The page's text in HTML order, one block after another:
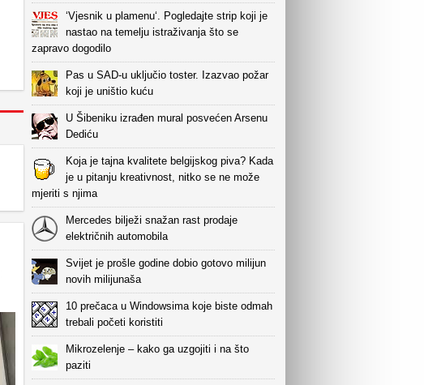
‘Vjesnik u plamenu‘. Pogledajte strip koji je
nastao na temelju istraživanja što se
zapravo dogodilo
Pas u SAD-u uključio toster. Izazvao požar
koji je uništio kuću
U Šibeniku izrađen mural posvećen Arsenu
Dediću
Koja je tajna kvalitete belgijskog piva? Kada
je u pitanju kreativnost, nitko se ne može
mjeriti s njima
Mercedes bilježi snažan rast prodaje
električnih automobila
Svijet je prošle godine dobio gotovo milijun
novih milijunaša
10 prečaca u Windowsima koje biste odmah
trebali početi koristiti
Mikrozelenje – kako ga uzgojiti i na što
paziti